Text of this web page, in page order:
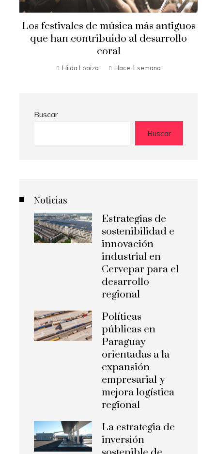
Los festivales de música más antiguos
que han contribuido al desarrollo
coral
Hilda Loaiza Hace 1 semana
Buscar
Buscar
Noticias
Estrategias de
sostenibilidad e
innovación
industrial en
Cervepar para el
desarrollo
regional
Políticas
públicas en
Paraguay
orientadas a la
expansión
empresarial y
mejora logística
regional
La estrategia de
inversión